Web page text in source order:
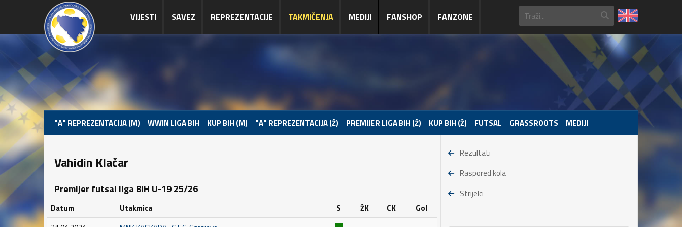
VIJESTI SAVEZ REPREZENTACIJE TAKMIČENJA MEDIJI FANSHOP FANZONE
"A" REPREZENTACIJA (M) WWIN LIGA BIH KUP BIH (M) "A" REPREZENTACIJA (Ž) PREMIJER LIGA BIH (Ž) KUP BIH (Ž) FUTSAL GRASSROOTS MEDIJI
Vahidin Klačar
Premijer futsal liga BiH U-19 25/26
Datum Utakmica S ŽK CK
Gol
Rezultati
Raspored kola
Strijelci